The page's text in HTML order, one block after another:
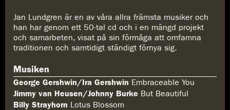
Jan Lundgren är en av våra allra främsta musiker och
han har genom ett 50-tal cd och i en mängd projekt
och samarbeten, visat på sin förmåga att omfamna
traditionen och samtidigt ständigt förnya sig.
Musiken
George Gershwin/Ira Gershwin Embraceable You
Jimmy van Heusen/Johnny Burke But Beautiful
Billy Strayhorn Lotus Blossom